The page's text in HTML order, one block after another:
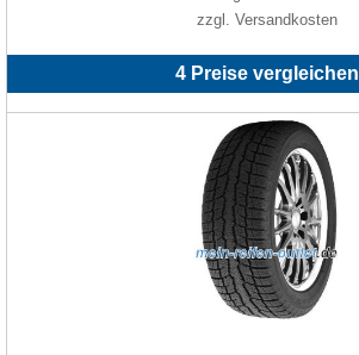
zzgl. Versandkosten
4 Preise vergleichen